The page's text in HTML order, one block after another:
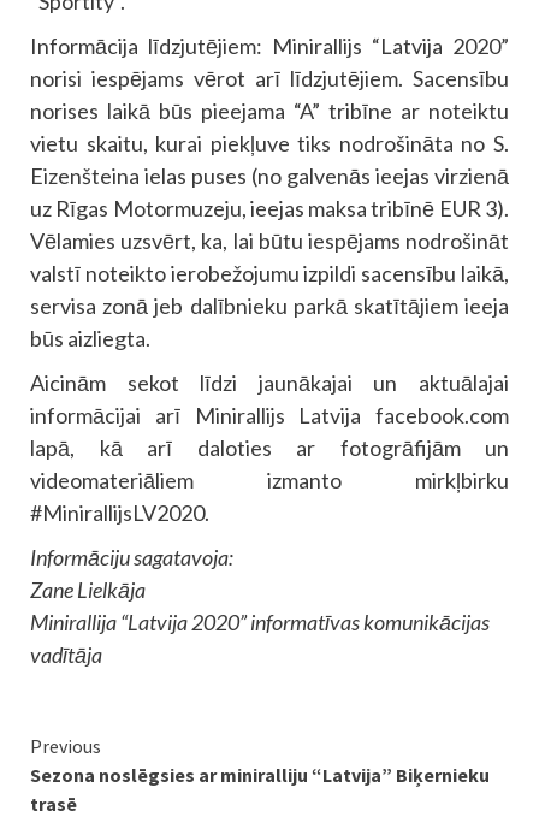
Informācija līdzjutējiem: Minirallijs “Latvija 2020”
norisi iespējams vērot arī līdzjutējiem. Sacensību
norises laikā būs pieejama “A” tribīne ar noteiktu
vietu skaitu, kurai piekļuve tiks nodrošināta no S.
Eizenšteina ielas puses (no galvenās ieejas virzienā
uz Rīgas Motormuzeju, ieejas maksa tribīnē EUR 3).
Vēlamies uzsvērt, ka, lai būtu iespējams nodrošināt
valstī noteikto ierobežojumu izpildi sacensību laikā,
servisa zonā jeb dalībnieku parkā skatītājiem ieeja
būs aizliegta.
Aicinām sekot līdzi jaunākajai un aktuālajai
informācijai arī Minirallijs Latvija facebook.com
lapā, kā arī daloties ar fotogrāfijām un
videomateriāliem izmanto mirkļbirku
#MinirallijsLV2020.
Informāciju sagatavoja:
Zane Lielkāja
Minirallija “Latvija 2020” informatīvas komunikācijas
vadītāja
Continue
Reading
Previous
Sezona noslēgsies ar miniralliju “Latvija” Biķernieku
trasē